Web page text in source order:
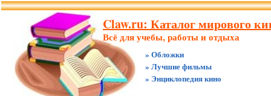
Claw.ru: Каталог мирового
Всё для учебы, работы и отдыха
» Обложки
» Лучшие фильмы
» Энциклопедия кино